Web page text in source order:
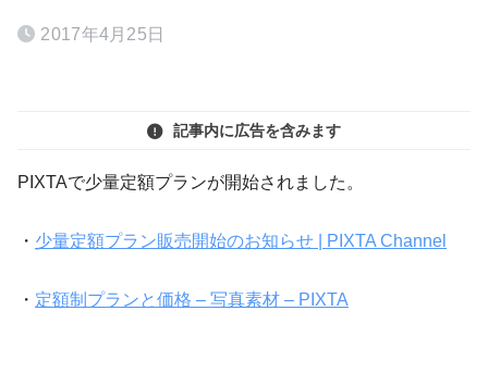
2017年4月25日
記事内に広告を含みます
PIXTAで少量定額プランが開始されました。
・ 少量定額プラン販売開始のお知らせ | PIXTA Channel
・ 定額制プランと価格 – 写真素材 – PIXTA